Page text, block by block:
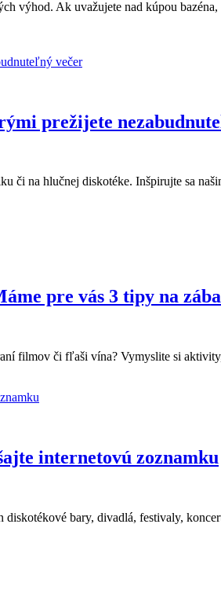
výhod. Ak uvažujete nad kúpou
prežijete
či na hlučnej diskotéke. Inšpirujte sa
pre vás 3 tipy na
filmov či fľaši vína? Vymyslite si
internetovú zoznamku
bary, divadlá, festivaly,